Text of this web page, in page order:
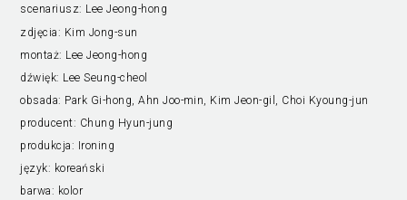
scenariusz: Lee Jeong-hong
zdjęcia: Kim Jong-sun
montaż: Lee Jeong-hong
dźwięk: Lee Seung-cheol
obsada: Park Gi-hong, Ahn Joo-min, Kim Jeon-gil, Choi Kyoung-jun
producent: Chung Hyun-jung
produkcja:
Ironing
język: koreański
barwa: kolor